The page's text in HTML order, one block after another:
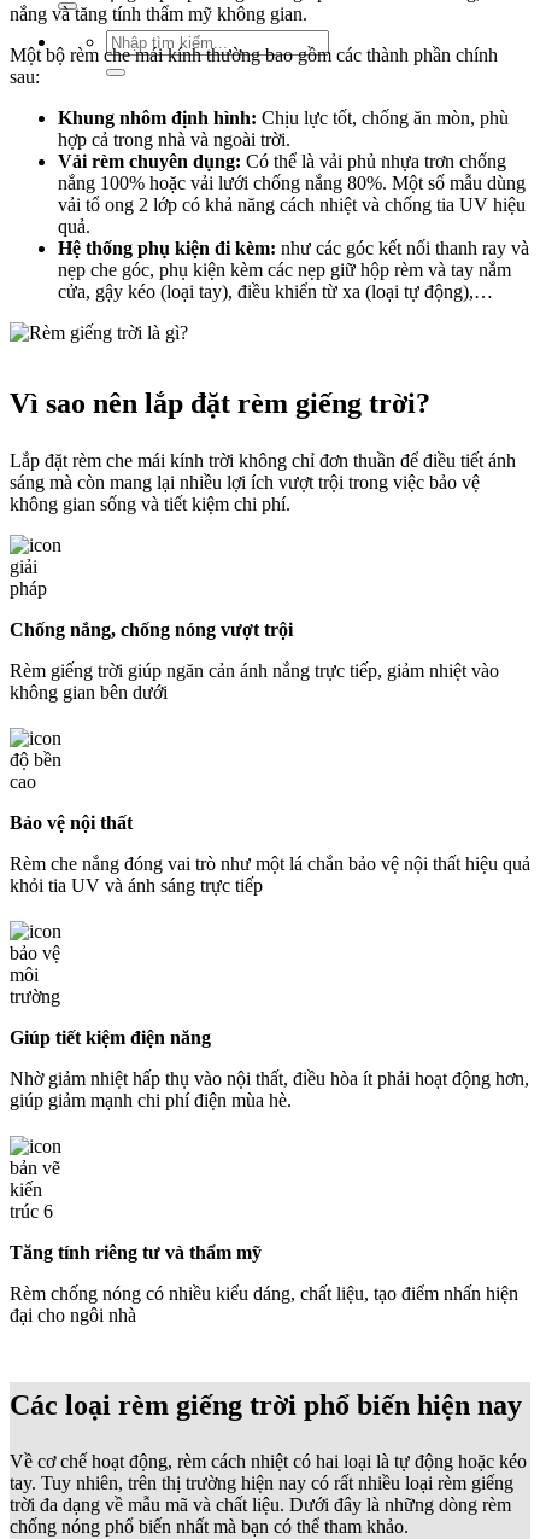
Tìm
kiếm:
nắng và tăng tính thẩm mỹ không gian.
Một bộ rèm che mái kính thường bao gồm các thành phần chính
sau:
Khung nhôm định hình: Chịu lực tốt, chống ăn mòn, phù
hợp cả trong nhà và ngoài trời.
Vải rèm chuyên dụng: Có thể là vải phủ nhựa trơn chống
nắng 100% hoặc vải lưới chống nắng 80%. Một số mẫu dùng
vải tổ ong 2 lớp có khả năng cách nhiệt và chống tia UV hiệu
quả.
Hệ thống phụ kiện đi kèm: như các góc kết nối thanh ray và
nẹp che góc, phụ kiện kèm các nẹp giữ hộp rèm và tay nắm
cửa, gậy kéo (loại tay), điều khiển từ xa (loại tự động),…
Vì sao nên lắp đặt rèm giếng trời?
Lắp đặt rèm che mái kính trời không chỉ đơn thuần để điều tiết ánh
sáng mà còn mang lại nhiều lợi ích vượt trội trong việc bảo vệ
không gian sống và tiết kiệm chi phí.
Chống nắng, chống nóng vượt trội
Rèm giếng trời giúp ngăn cản ánh nắng trực tiếp, giảm nhiệt vào
không gian bên dưới
Bảo vệ nội thất
Rèm che nắng đóng vai trò như một lá chắn bảo vệ nội thất hiệu quả
khỏi tia UV và ánh sáng trực tiếp
Giúp tiết kiệm điện năng
Nhờ giảm nhiệt hấp thụ vào nội thất, điều hòa ít phải hoạt động hơn,
giúp giảm mạnh chi phí điện mùa hè.
Tăng tính riêng tư và thẩm mỹ
Rèm chống nóng có nhiều kiểu dáng, chất liệu, tạo điểm nhấn hiện
đại cho ngôi nhà
Các loại rèm giếng trời phổ biến hiện nay
Về cơ chế hoạt động, rèm cách nhiệt có hai loại là tự động hoặc kéo
tay. Tuy nhiên, trên thị trường hiện nay có rất nhiều loại rèm giếng
trời đa dạng về mẫu mã và chất liệu. Dưới đây là những dòng rèm
chống nóng phổ biến nhất mà bạn có thể tham khảo.